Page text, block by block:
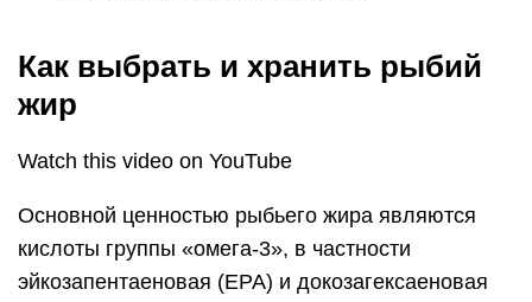
Как выбрать и хранить рыбий
жир
Watch this video on YouTube
Основной ценностью рыбьего жира являются
кислоты группы «омега-3», в частности
эйкозапентаеновая (EPA) и докозагексаеновая